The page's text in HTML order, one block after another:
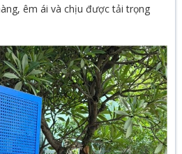
êm ái và chịu được tải trọng